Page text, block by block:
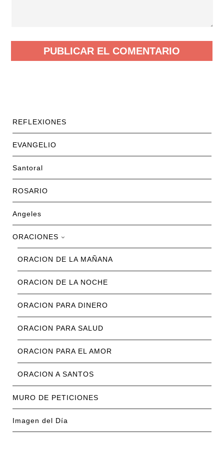
REFLEXIONES
EVANGELIO
Santoral
ROSARIO
Angeles
ORACIONES
ORACION DE LA MAÑANA
ORACION DE LA NOCHE
ORACION PARA DINERO
ORACION PARA SALUD
ORACION PARA EL AMOR
ORACION A SANTOS
MURO DE PETICIONES
Imagen del Día